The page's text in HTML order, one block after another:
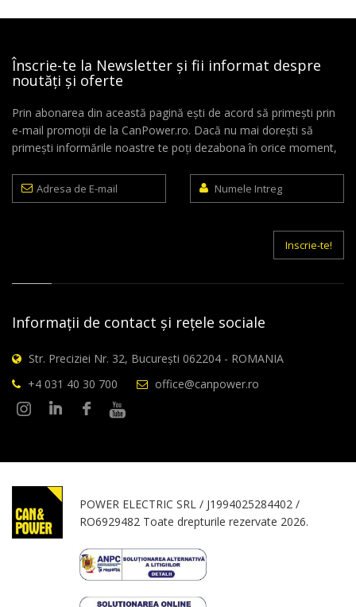
Înscrie-te la Newsletter și fii informat despre
noutăți și oferte
Prin abonarea din această pagină ești de acord să primești prin
e-mail promoții de la CanPower.ro. Dacă nu mai dorești să
primești informările noastre te poți dezabona în orice moment,
Adresa
de
Numele
Intreg
Inscrie-te!
Informații de contact și rețele sociale
Str. Preciziei Nr. 32, București 062204 - ROMANIA
+4 031 40 30 700
office@canpower.ro
POWER ELECTRIC SRL / J1994025284402 /
RO6929482 Toate drepturile rezervate 2026.